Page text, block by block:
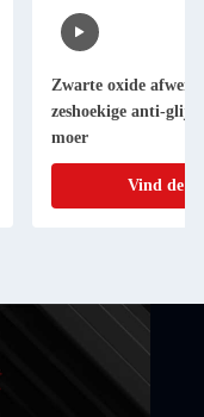
Zinkgeel-
M10 M12 M16 Alle
voor DIN-standaard
Vind de